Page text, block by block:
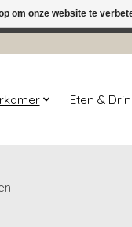
Eten &
om onze website te
is in aanbouw.